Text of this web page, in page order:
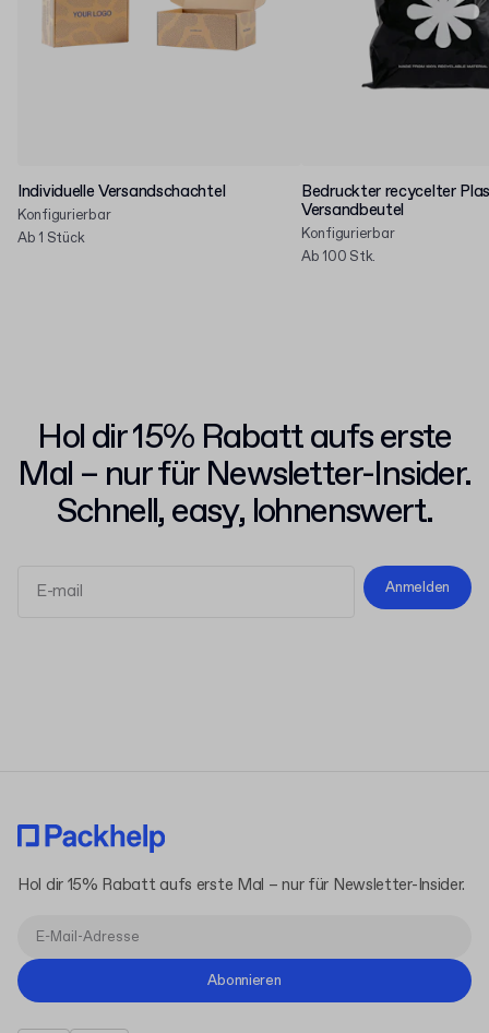
Individuelle Versandschachtel
Konfigurierbar
Ab 1 Stück
Bedruckter recycelter
Versandbeutel
Konfigurierbar
Ab 100 Stk.
Hol dir 15% Rabatt aufs erste
Mal – nur für Newsletter-Insider.
Schnell, easy, lohnenswert.
Anmelden
Hol dir 15% Rabatt aufs erste Mal – nur für Newsletter-Insider.
Abonnieren